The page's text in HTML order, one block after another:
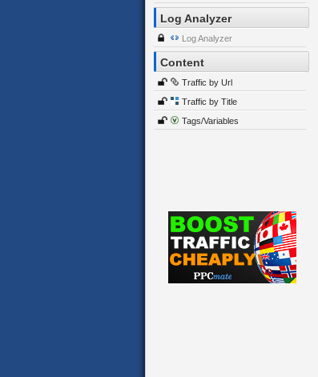
Log Analyzer
Log Analyzer
Content
Traffic by Url
Traffic by Title
Tags/Variables